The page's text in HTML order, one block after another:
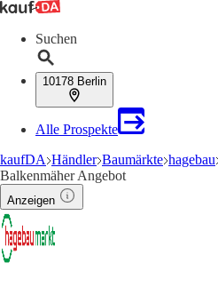
Suchen
10178 Berlin
Alle Prospekte
kaufDA Händler Baumärkte hagebau
Balkenmäher Angebot
Anzeigen